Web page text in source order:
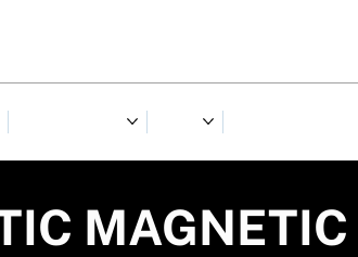
RULLID & RIDVAD NORRA RIIDED &
MAGNETIC